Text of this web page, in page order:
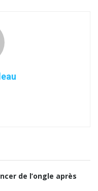
de l’ongle après